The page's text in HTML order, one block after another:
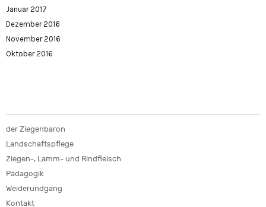
Januar 2017
Dezember 2016
November 2016
Oktober 2016
der Ziegenbaron
Landschaftspflege
Ziegen-, Lamm- und Rindfleisch
Pädagogik
Weiderundgang
Kontakt